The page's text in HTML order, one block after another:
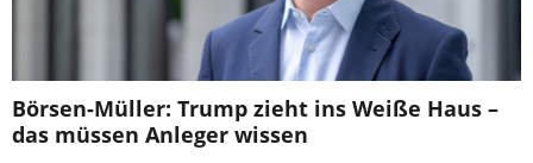
Börsen-Müller: Trump zieht ins Weiße Haus –
das müssen Anleger wissen